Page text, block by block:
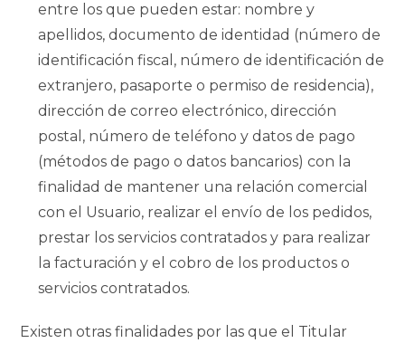
entre los que pueden estar: nombre y
apellidos, documento de identidad (número de
identificación fiscal, número de identificación de
extranjero, pasaporte o permiso de residencia),
dirección de correo electrónico, dirección
postal, número de teléfono y datos de pago
(métodos de pago o datos bancarios) con la
finalidad de mantener una relación comercial
con el Usuario, realizar el envío de los pedidos,
prestar los servicios contratados y para realizar
la facturación y el cobro de los productos o
servicios contratados.
Existen otras finalidades por las que el Titular